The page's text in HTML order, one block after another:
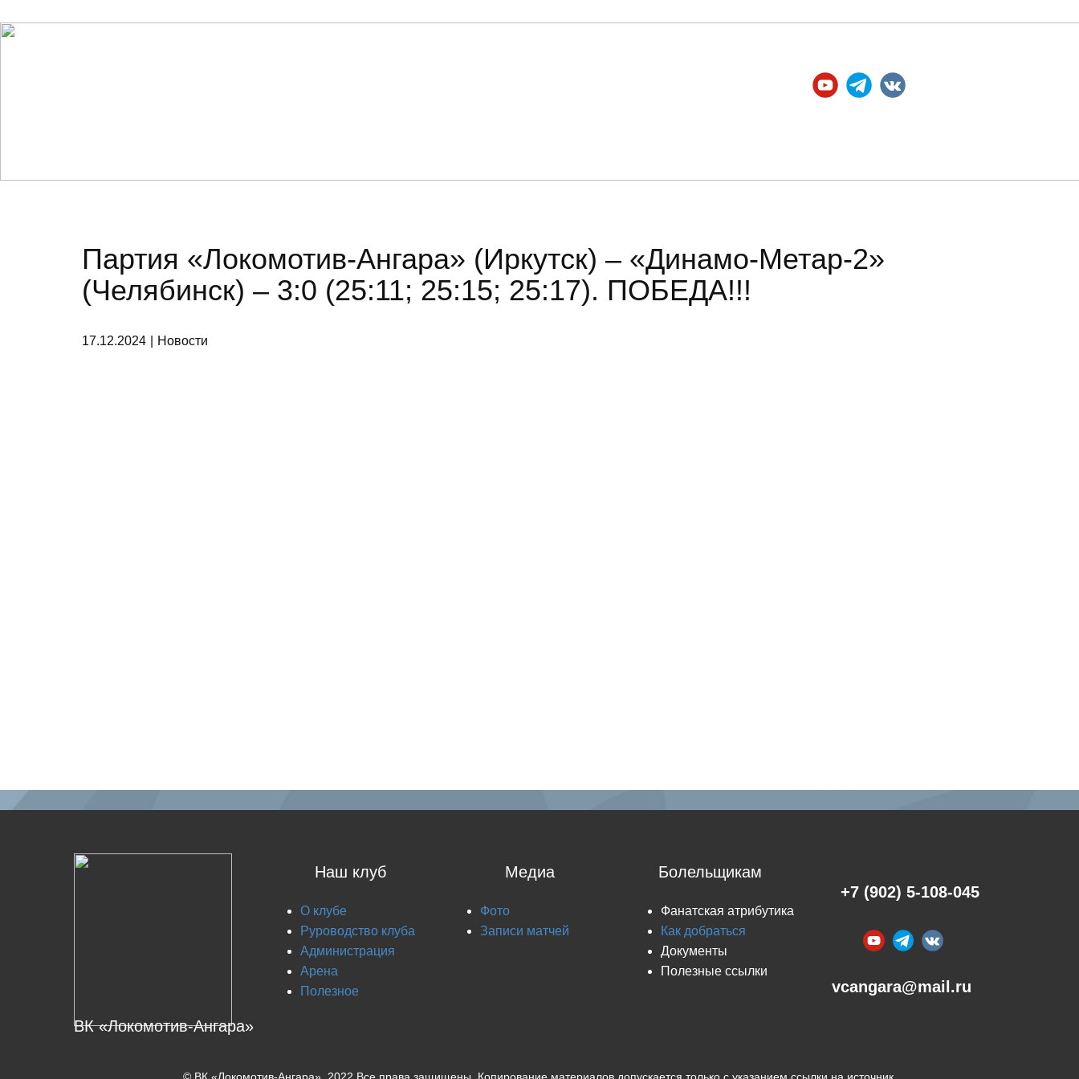
Партия «Локомотив-Ангара» (Иркутск) – «Динамо-Метар-2»
(Челябинск) – 3:0 (25:11; 25:15; 25:17). ПОБЕДА!!!
17.12.2024 Новости
ВК «Локомотив-Ангара»
Наш клуб
О клубе
Руроводство клуба
Администрация
Арена
Полезное
Медиа
Фото
Записи матчей
Болельщикам
Фанатская атрибутика
Как добраться
Документы
Полезные ссылки
+7 (902) 5-108-045
​vcangara@mail.ru